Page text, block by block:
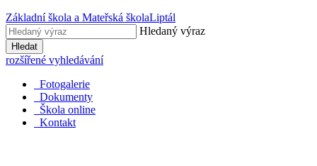
Základní škola a Mateřská školaLiptál
Hledaný výraz
Hledat
rozšířené vyhledávání
Fotogalerie
Dokumenty
Škola online
Kontakt